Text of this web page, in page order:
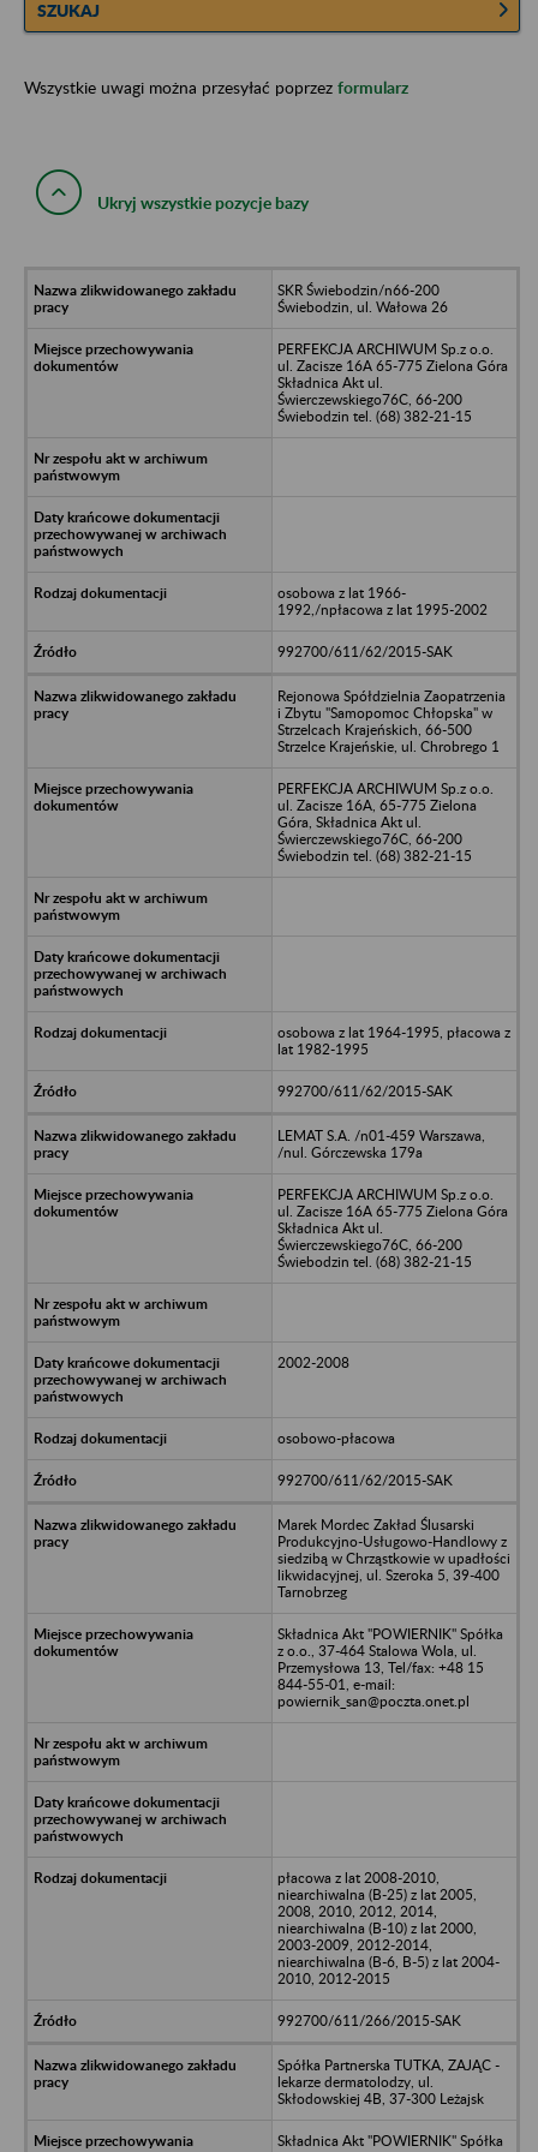
SZUKAJ
Wszystkie uwagi można przesyłać poprzez formularz
Ukryj wszystkie pozycje bazy
SKR Świebodzin/n66-200
Świebodzin, ul. Wałowa 26
PERFEKCJA ARCHIWUM Sp.z o.o.
ul. Zacisze 16A 65-775 Zielona Góra
Składnica Akt ul.
Świerczewskiego76C, 66-200
Świebodzin tel. (68) 382-21-15
osobowa z lat 1966-
1992,/npłacowa z lat 1995-2002
992700/611/62/2015-SAK
Rejonowa Spółdzielnia Zaopatrzenia
i Zbytu "Samopomoc Chłopska" w
Strzelcach Krajeńskich, 66-500
Strzelce Krajeńskie, ul. Chrobrego 1
PERFEKCJA ARCHIWUM Sp.z o.o.
ul. Zacisze 16A, 65-775 Zielona
Góra, Składnica Akt ul.
Świerczewskiego76C, 66-200
Świebodzin tel. (68) 382-21-15
osobowa z lat 1964-1995, płacowa z
lat 1982-1995
992700/611/62/2015-SAK
LEMAT S.A. /n01-459 Warszawa,
/nul. Górczewska 179a
PERFEKCJA ARCHIWUM Sp.z o.o.
ul. Zacisze 16A 65-775 Zielona Góra
Składnica Akt ul.
Świerczewskiego76C, 66-200
Świebodzin tel. (68) 382-21-15
2002-2008
osobowo-płacowa
992700/611/62/2015-SAK
Marek Mordec Zakład Ślusarski
Produkcyjno-Usługowo-Handlowy z
siedzibą w Chrząstkowie w upadłości
likwidacyjnej, ul. Szeroka 5, 39-400
Tarnobrzeg
Składnica Akt "POWIERNIK" Spółka
z o.o., 37-464 Stalowa Wola, ul.
Przemysłowa 13, Tel/fax: +48 15
844-55-01, e-mail:
powiernik_san@poczta.onet.pl
płacowa z lat 2008-2010,
niearchiwalna (B-25) z lat 2005,
2008, 2010, 2012, 2014,
niearchiwalna (B-10) z lat 2000,
2003-2009, 2012-2014,
niearchiwalna (B-6, B-5) z lat 2004-
2010, 2012-2015
992700/611/266/2015-SAK
Spółka Partnerska TUTKA, ZAJĄC -
lekarze dermatolodzy, ul.
Skłodowskiej 4B, 37-300 Leżajsk
Składnica Akt "POWIERNIK" Spółka